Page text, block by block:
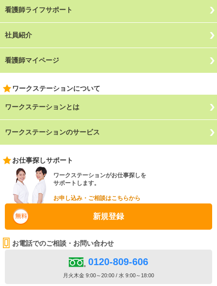
看護師ライフサポート
社員紹介
看護師マイページ
ワークステーションについて
ワークステーションとは
ワークステーションのサービス
お仕事探しサポート
ワークステーションがお仕事探しを
サポートします。
お申し込み・ご相談はこちらから
新規登録
お電話でのご相談・お問い合わせ
0120-809-606
月火木金 9:00～20:00 / 水 9:00～18:00